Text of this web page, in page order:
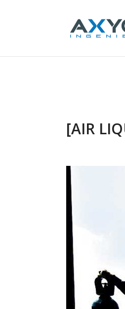
[AIR